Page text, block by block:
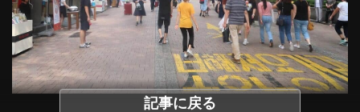
記事に戻る